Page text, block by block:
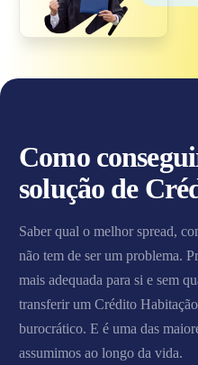
Como
solução de
Saber qual o melhor spread,
não tem de ser um problema.
mais adequada para si e sem
transferir um Crédito
burocrático. E é uma das
assumimos ao longo da vida.